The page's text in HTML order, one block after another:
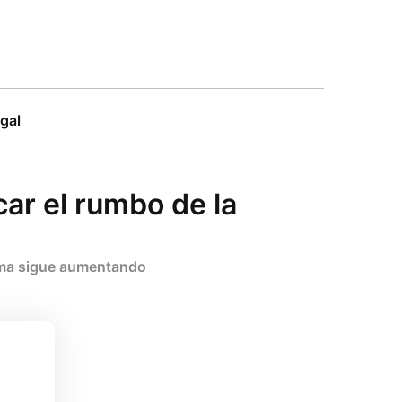
el rumbo de la
sigue aumentando